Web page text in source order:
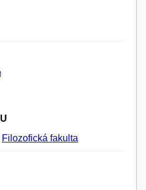
Filozofická fakulta